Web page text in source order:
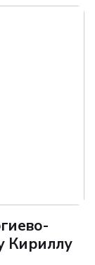
Кириллу